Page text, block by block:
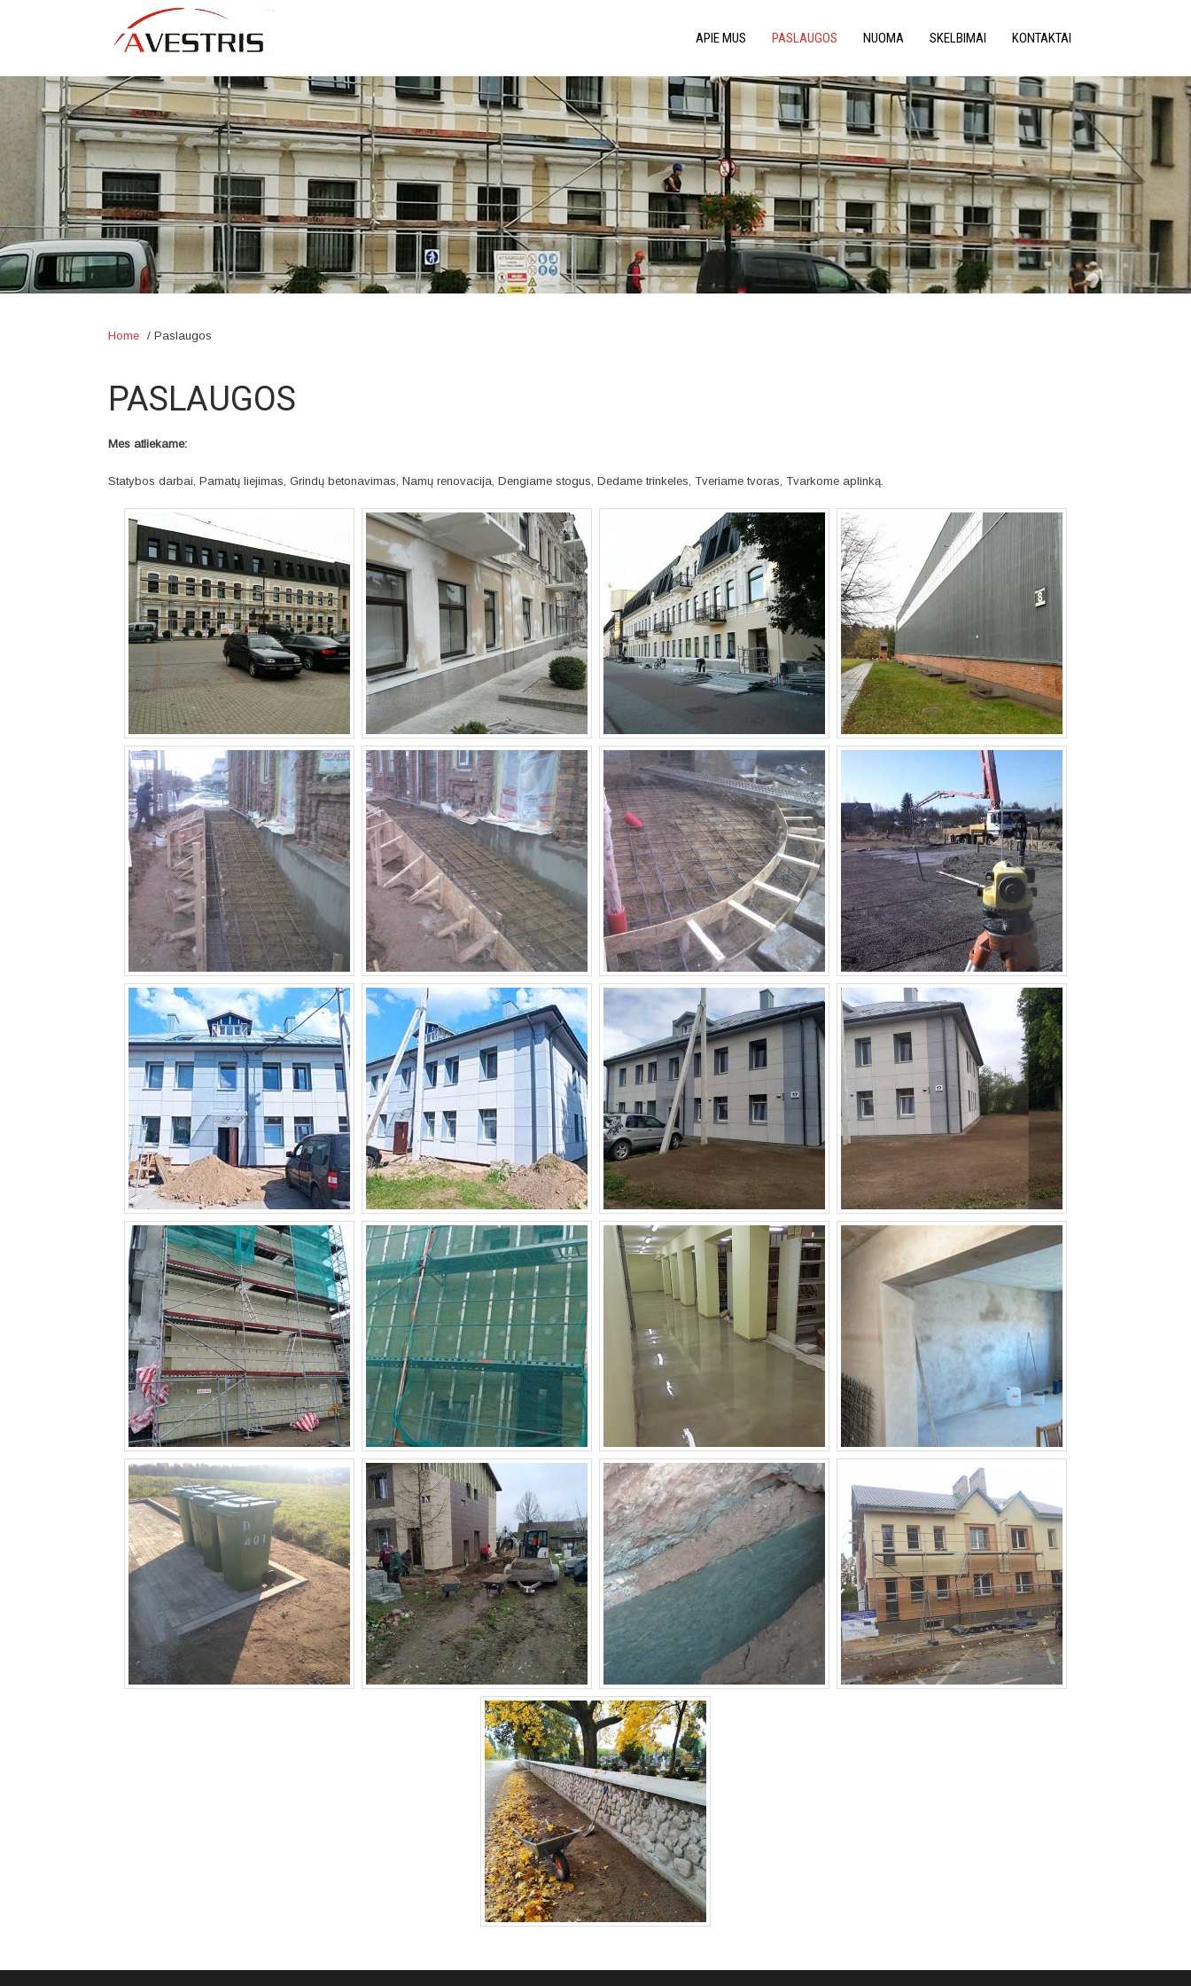
APIE MUS PASLAUGOS NUOMA SKELBIMAI KONTAKTAI
Home / Paslaugos
PASLAUGOS
Mes atliekame:
Statybos darbai, Pamatų liejimas, Grindų betonavimas, Namų renovacija, Dengiame stogus, Dedame trinkeles, Tveriame tvoras, Tvarkome aplinką.